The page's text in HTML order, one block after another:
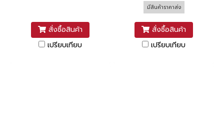
สั่งซื้อสินค้า
เปรียบเทียบ
มีสินค้าราคาส่ง
สั่งซื้อสินค้า
เปรียบเทียบ